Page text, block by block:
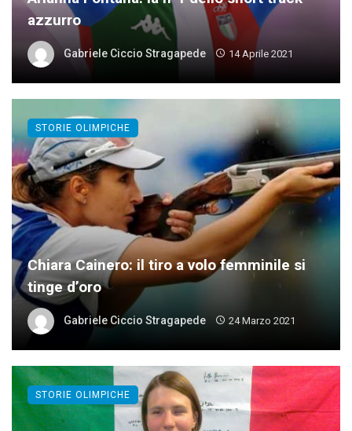
azzurro
Gabriele Ciccio Stragapede 14 Aprile 2021
Chiara Cainero: il tiro a volo femminile si
tinge d’oro
Gabriele Ciccio Stragapede 24 Marzo 2021
STORIE OLIMPICHE
STORIE OLIMPICHE